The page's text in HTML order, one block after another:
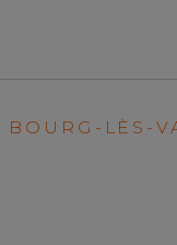
BOURG-LÈS-